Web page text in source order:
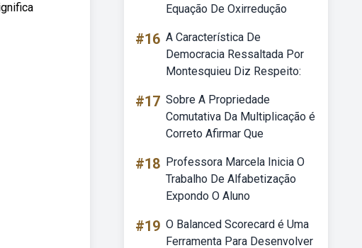
Equação De Oxirredução
#16 A Característica De
Democracia Ressaltada Por
Montesquieu Diz Respeito:
#17 Sobre A Propriedade
Comutativa Da Multiplicação é
Correto Afirmar Que
#18 Professora Marcela Inicia O
Trabalho De Alfabetização
Expondo O Aluno
#19 O Balanced Scorecard é Uma
Ferramenta Para Desenvolver